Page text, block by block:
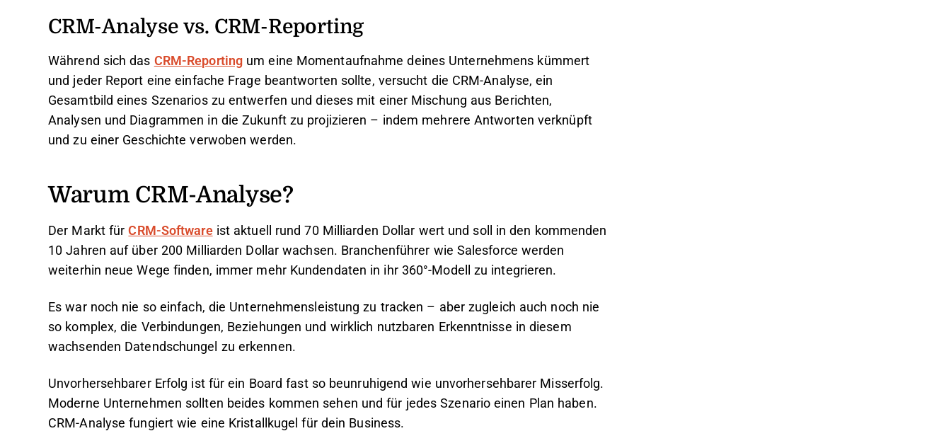
CRM-Analyse vs. CRM-Reporting
Während sich das CRM-Reporting um eine Momentaufnahme deines Unternehmens kümmert
und jeder Report eine einfache Frage beantworten sollte, versucht die CRM-Analyse, ein
Gesamtbild eines Szenarios zu entwerfen und dieses mit einer Mischung aus Berichten,
Analysen und Diagrammen in die Zukunft zu projizieren – indem mehrere Antworten verknüpft
und zu einer Geschichte verwoben werden.
Warum CRM-Analyse?
Der Markt fürCRM-Softwareist aktuell rund 70 Milliarden Dollar wert und soll in den kommenden
10 Jahren auf über 200 Milliarden Dollar wachsen. Branchenführer wie Salesforce werden
weiterhin neue Wege finden, immer mehr Kundendaten in ihr 360°-Modell zu integrieren.
Es war noch nie so einfach, die Unternehmensleistung zu tracken – aber zugleich auch noch nie
so komplex, die Verbindungen, Beziehungen und wirklich nutzbaren Erkenntnisse in diesem
wachsenden Datendschungel zu erkennen.
Unvorhersehbarer Erfolg ist für ein Board fast so beunruhigend wie unvorhersehbarer Misserfolg.
Moderne Unternehmen sollten beides kommen sehen und für jedes Szenario einen Plan haben.
CRM-Analyse fungiert wie eine Kristallkugel für dein Business.